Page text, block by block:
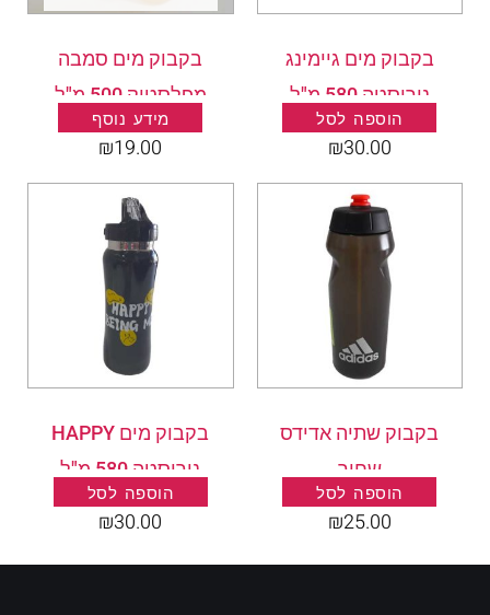
בקבוק מים גיימינג
נירוסטה 580 מ"ל
הוספה לסל
₪30.00
בקבוק מים סמבה
מפלסטיק 500 מ"ל
מידע נוסף
₪19.00
בקבוק שתיה אדידס
שחור
הוספה לסל
₪25.00
בקבוק מים HAPPY
נירוסטה 580 מ"ל
הוספה לסל
₪30.00